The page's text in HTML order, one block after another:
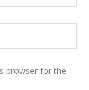
browser for the